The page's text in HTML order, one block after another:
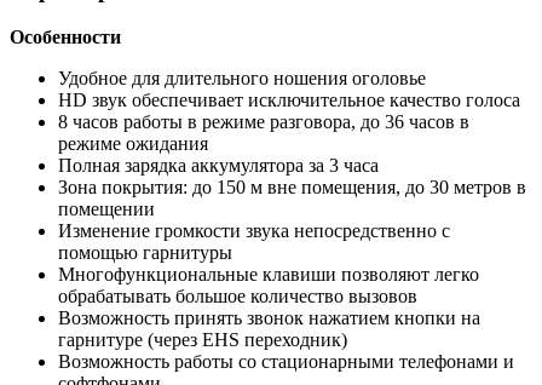
Особенности
Удобное для длительного ношения оголовье
HD звук обеспечивает исключительное качество голоса
8 часов работы в режиме разговора, до 36 часов в
режиме ожидания
Полная зарядка аккумулятора за 3 часа
Зона покрытия: до 150 м вне помещения, до 30 метров в
помещении
Изменение громкости звука непосредственно с
помощью гарнитуры
Многофункциональные клавиши позволяют легко
обрабатывать большое количество вызовов
Возможность принять звонок нажатием кнопки на
гарнитуре (через EHS переходник)
Возможность работы со стационарными телефонами и